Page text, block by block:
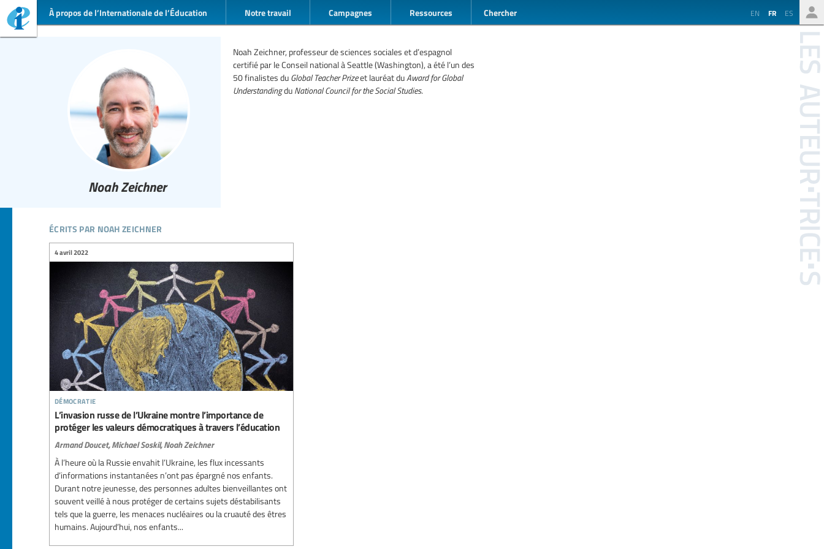
À propos de l’Internationale de l’Éducation Notre travail Campagnes Ressources Chercher EN FR ES
Noah Zeichner
Noah Zeichner, professeur de sciences sociales et d’espagnol
certifié par le Conseil national à Seattle (Washington), a été l’un des
50 finalistes du Global Teacher Prizeet lauréat duAward for Global
Understandingdu National Council for the Social Studies.
écrits par noah zeichner
démocratie
4 avril 2022
L’invasion russe de l’Ukraine montre l’importance de
protéger les valeurs démocratiques à travers l’éducation
Armand Doucet, Michael Soskil, Noah Zeichner
À l’heure où la Russie envahit l’Ukraine, les flux incessants
d’informations instantanées n’ont pas épargné nos enfants.
Durant notre jeunesse, des personnes adultes bienveillantes ont
souvent veillé à nous protéger de certains sujets déstabilisants
tels que la guerre, les menaces nucléaires ou la cruauté des êtres
humains. Aujourd’hui, nos enfants...